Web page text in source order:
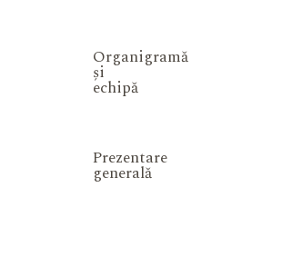
Organigramă
și
echipă
Prezentare
generală